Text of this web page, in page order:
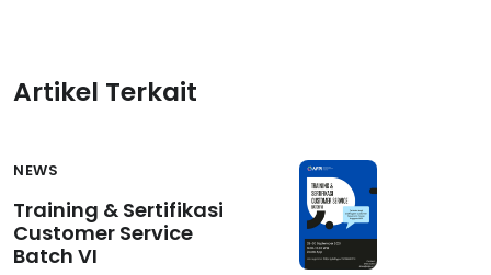
Artikel Terkait
NEWS
Training & Sertifikasi
Customer Service
Batch VI